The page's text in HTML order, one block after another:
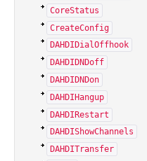
CoreStatus
CreateConfig
DAHDIDialOffhook
DAHDIDNDoff
DAHDIDNDon
DAHDIHangup
DAHDIRestart
DAHDIShowChannels
DAHDITransfer